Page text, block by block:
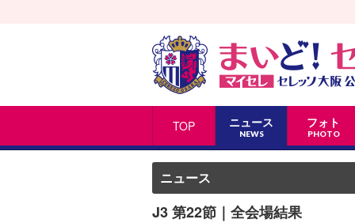
TOP ニュース
NEWS
フォト
PHOTO
ニュース
J3 第22節｜全会場結果